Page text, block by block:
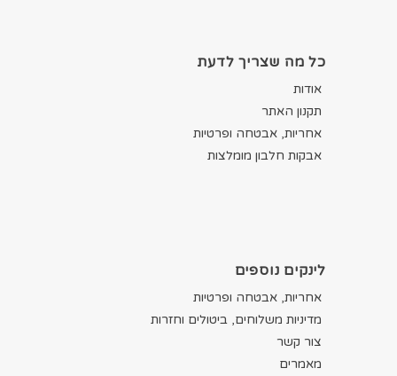
כל מה שצריך לדעת
אודות
תקנון האתר
אחריות, אבטחה ופרטיות
אבקות חלבון מומלצות
לינקים נוספים
אחריות, אבטחה ופרטיות
מדיניות משלוחים, ביטולים וחזרות
צור קשר
מאמרים